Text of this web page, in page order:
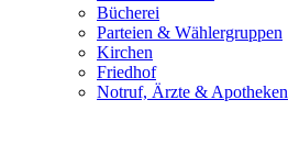
Bücherei
Parteien & Wählergruppen
Kirchen
Friedhof
Notruf, Ärzte & Apotheken